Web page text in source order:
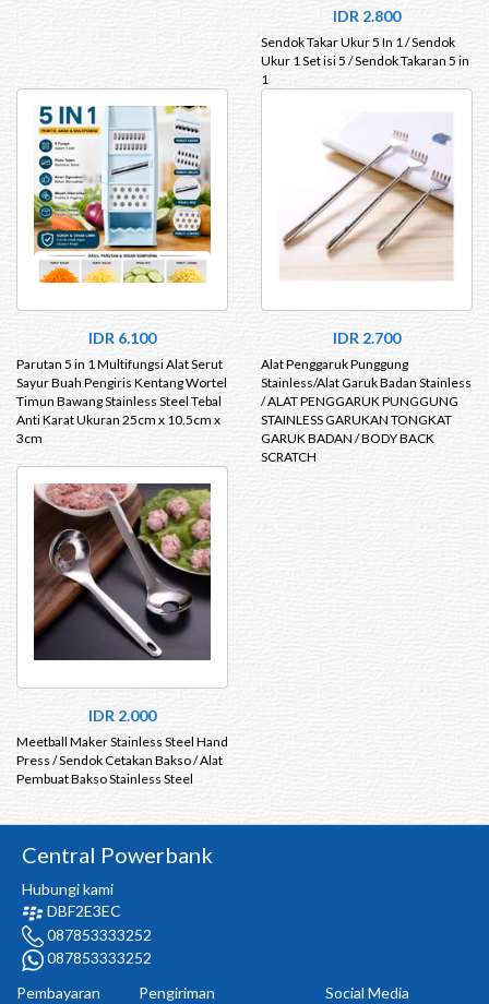
IDR 2.800
Sendok Takar Ukur 5 In 1 / Sendok
Ukur 1 Set isi 5 / Sendok Takaran 5 in
1
IDR 6.100
Parutan 5 in 1 Multifungsi Alat Serut
Sayur Buah Pengiris Kentang Wortel
Timun Bawang Stainless Steel Tebal
Anti Karat Ukuran 25cm x 10.5cm x
3cm
IDR 2.700
Alat Penggaruk Punggung
Stainless/Alat Garuk Badan Stainless
/ ALAT PENGGARUK PUNGGUNG
STAINLESS GARUKAN TONGKAT
GARUK BADAN / BODY BACK
SCRATCH
IDR 2.000
Meetball Maker Stainless Steel Hand
Press / Sendok Cetakan Bakso / Alat
Pembuat Bakso Stainless Steel
Central Powerbank
Hubungi kami
DBF2E3EC
087853333252
087853333252
Pembayaran
Pengiriman Social Media